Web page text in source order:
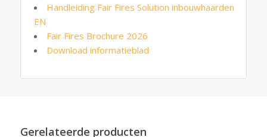
Handleiding Fair Fires Solution inbouwhaarden
EN
Fair Fires Brochure 2026
Download informatieblad
Gerelateerde producten